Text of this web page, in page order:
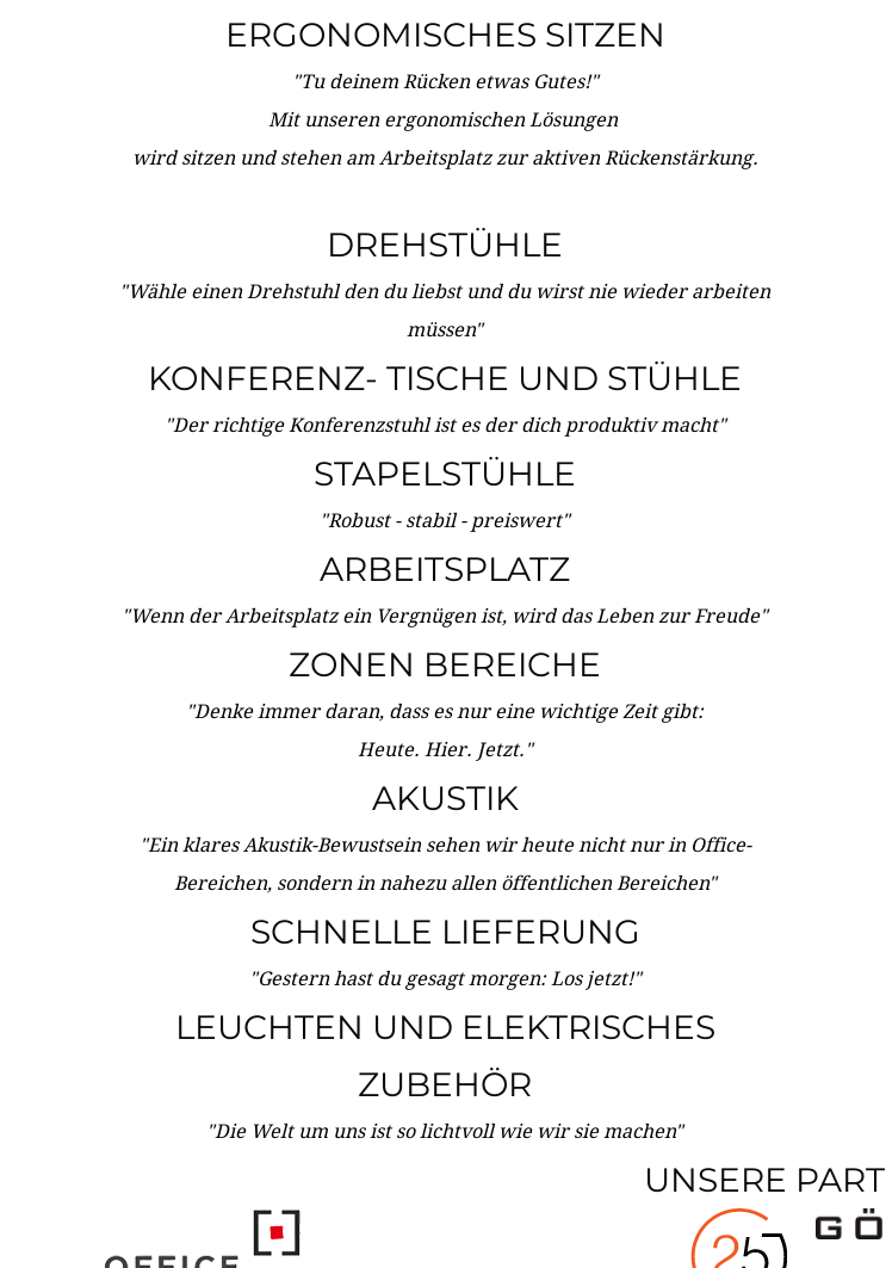
ERGONOMISCHES SITZEN
"Tu deinem Rücken etwas Gutes!"
Mit unseren ergonomischen Lösungen
wird sitzen und stehen am Arbeitsplatz zur aktiven Rückenstärkung.
DREHSTÜHLE
"Wähle einen Drehstuhl den du liebst und du wirst nie wieder arbeiten
müssen"
KONFERENZ- TISCHE UND STÜHLE
"Der richtige Konferenzstuhl ist es der dich produktiv macht"
STAPELSTÜHLE
"Robust - stabil - preiswert"
ARBEITSPLATZ
"Wenn der Arbeitsplatz ein Vergnügen ist, wird das Leben zur Freude"
ZONEN BEREICHE
"Denke immer daran, dass es nur eine wichtige Zeit gibt:
Heute. Hier. Jetzt."
AKUSTIK
"Ein klares Akustik-Bewustsein sehen wir heute nicht nur in Office-
Bereichen, sondern in nahezu allen öffentlichen Bereichen"
SCHNELLE LIEFERUNG
"Gestern hast du gesagt morgen: Los jetzt!"
LEUCHTEN UND ELEKTRISCHES
ZUBEHÖR
"Die Welt um uns ist so lichtvoll wie wir sie machen"
UNSERE